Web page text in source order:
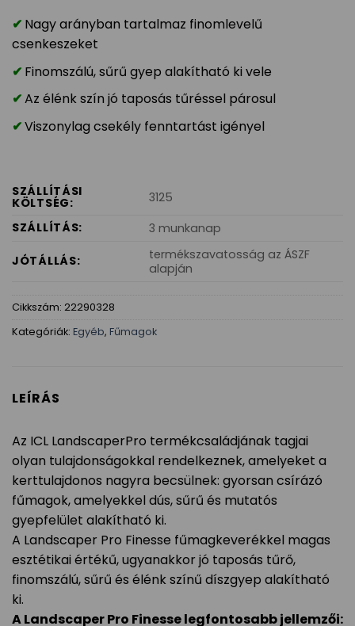
Nagy arányban tartalmaz finomlevelű
csenkeszeket
Finomszálú, sűrű gyep alakítható ki vele
Az élénk szín jó taposás tűréssel párosul
Viszonylag csekély fenntartást igényel
SZÁLLÍTÁSI
KÖLTSÉG:
3125
SZÁLLÍTÁS:
3 munkanap
JÓTÁLLÁS:
termékszavatosság az ÁSZF
alapján
Cikkszám: 22290328
Kategóriák: Egyéb, Fűmagok
LEÍRÁS
Az ICL LandscaperPro termékcsaládjának tagjai
olyan tulajdonságokkal rendelkeznek, amelyeket a
kerttulajdonos nagyra becsülnek: gyorsan csírázó
fűmagok, amelyekkel dús, sűrű és mutatós
gyepfelület alakítható ki.
A Landscaper Pro Finesse fűmagkeverékkel magas
esztétikai értékű, ugyanakkor jó taposás tűrő,
finomszálú, sűrű és élénk színű díszgyep alakítható
ki.
A Landscaper Pro Finesse legfontosabb jellemzői: